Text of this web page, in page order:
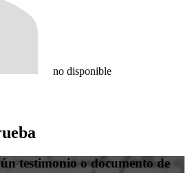
no disponible
testimonio o documento de